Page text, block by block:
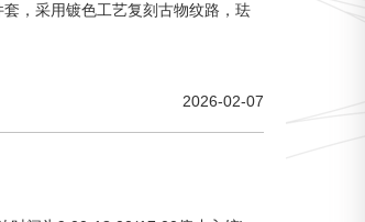
，采用镀色工艺复刻古物纹路，珐
2026-02-07